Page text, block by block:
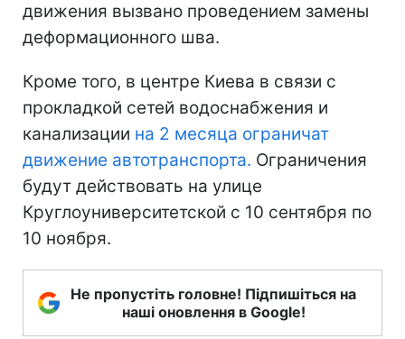
движения вызвано проведением замены
деформационного шва.
Кроме того, в центре Киева в связи с
прокладкой сетей водоснабжения и
канализации на 2 месяца ограничат
движение автотранспорта. Ограничения
будут действовать на улице
Круглоуниверситетской с 10 сентября по
10 ноября.
Не пропустіть головне! Підпишіться на
наші оновлення в Google!